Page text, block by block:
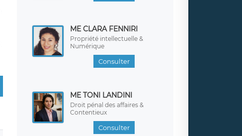
ME CLARA FENNIRI
Propriété intellectuelle &
Numérique
Consulter
ME TONI LANDINI
Droit pénal des affaires &
Contentieux
Consulter